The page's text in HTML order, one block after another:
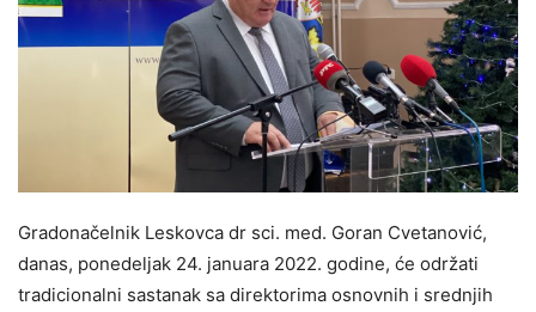
Gradonačelnik Leskovca dr sci. med. Goran Cvetanović,
danas, ponedeljak 24. januara 2022. godine, će održati
tradicionalni sastanak sa direktorima osnovnih i srednjih